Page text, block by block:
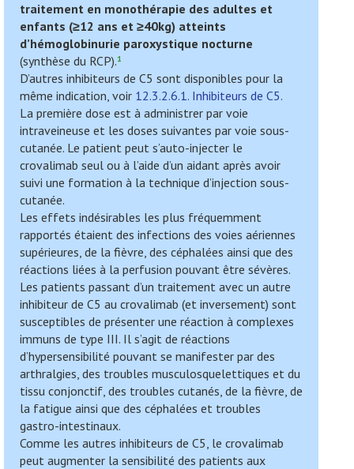
traitement en monothérapie des adultes et
enfants (≥12 ans et ≥40kg) atteints
d’hémoglobinurie paroxystique nocturne
(synthèse du RCP).1
D’autres inhibiteurs de C5 sont disponibles pour la
même indication, voir 12.3.2.6.1. Inhibiteurs de C5.
La première dose est à administrer par voie
intraveineuse et les doses suivantes par voie sous-
cutanée. Le patient peut s’auto-injecter le
crovalimab seul ou à l’aide d’un aidant après avoir
suivi une formation à la technique d’injection sous-
cutanée.
Les effets indésirables les plus fréquemment
rapportés étaient des infections des voies aériennes
supérieures, de la fièvre, des céphalées ainsi que des
réactions liées à la perfusion pouvant être sévères.
Les patients passant d’un traitement avec un autre
inhibiteur de C5 au crovalimab (et inversement) sont
susceptibles de présenter une réaction à complexes
immuns de type III. Il s’agit de réactions
d’hypersensibilité pouvant se manifester par des
arthralgies, des troubles musculosquelettiques et du
tissu conjonctif, des troubles cutanés, de la fièvre, de
la fatigue ainsi que des céphalées et troubles
gastro-intestinaux.
Comme les autres inhibiteurs de C5, le crovalimab
peut augmenter la sensibilité des patients aux